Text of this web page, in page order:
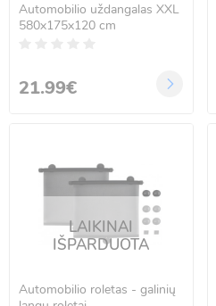
Automobilio uždangalas XXL
580x175x120 cm
21.99€
LAIKINAI
IŠPARDUOTA
Automobilio roletas - galinių